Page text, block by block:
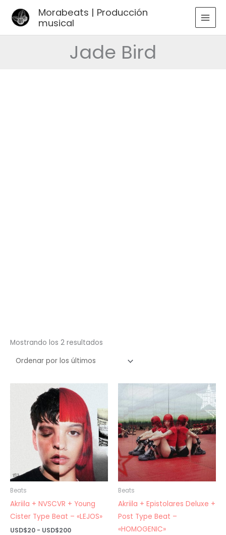
Morabeats | Producción
musical
Jade Bird
Mostrando los 2 resultados
Beats
Akriila + NVSCVR + Young
Cister Type Beat – «LEJOS»
USD$20 - USD$200Rango
Beats
Akriila + Epistolares Deluxe +
Post Type Beat –
«HOMOGENIC»